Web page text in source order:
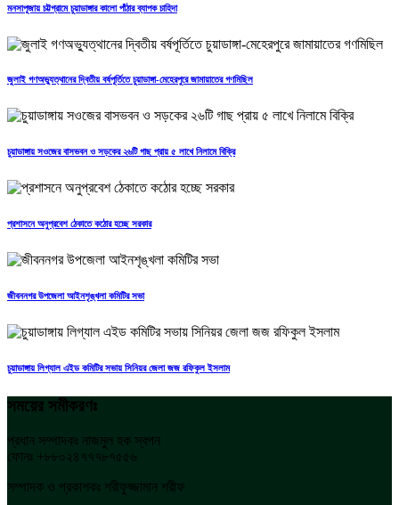
মনসাপূজায় চট্টগ্রামে চুয়াডাঙ্গার কালো পাঁঠার ব্যাপক চাহিদা
জুলাই গণঅভ্যুত্থানের দ্বিতীয় বর্ষপূর্তিতে চুয়াডাঙ্গা-মেহেরপুরে জামায়াতের গণমিছিল
চুয়াডাঙ্গায় সওজের বাসভবন ও সড়কের ২৬টি গাছ প্রায় ৫ লাখে নিলামে বিক্রি
প্রশাসনে অনুপ্রবেশ ঠেকাতে কঠোর হচ্ছে সরকার
জীবননগর উপজেলা আইনশৃঙ্খলা কমিটির সভা
চুয়াডাঙ্গায় লিগ্যাল এইড কমিটির সভায় সিনিয়র জেলা জজ রফিকুল ইসলাম
সময়ের সমীকরণঃ
প্রধান সম্পাদকঃ নাজমুল হক স্বপন
ফোনঃ +৮৮০২৪৭৭৭৮৭৫৫৬
সম্পাদক ও প্রকাশকঃ শরীফুজ্জামান শরীফ